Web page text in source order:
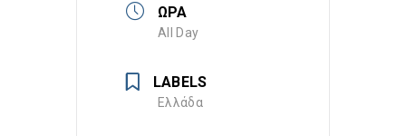
ΩΡΑ
All Day
LABELS
Ελλάδα